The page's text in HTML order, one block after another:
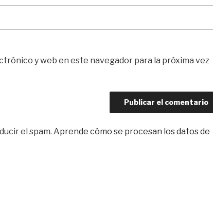
y web en este navegador para la próxima vez
el spam. Aprende cómo se procesan los datos de